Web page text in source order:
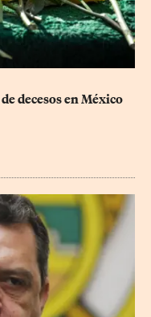
decesos en México